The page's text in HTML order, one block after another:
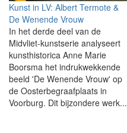
Kunst in LV: Albert Termote &
De Wenende Vrouw
In het derde deel van de
Midvliet-kunstserie analyseert
kunsthistorica Anne Marie
Boorsma het indrukwekkende
beeld 'De Wenende Vrouw' op
de Oosterbegraafplaats in
Voorburg. Dit bijzondere werk...